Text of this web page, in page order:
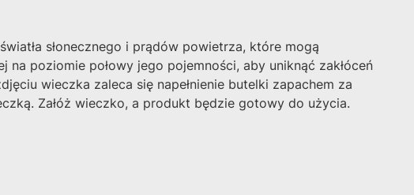
słonecznego i prądów powietrza, które mogą
poziomie połowy jego pojemności, aby uniknąć zakłóceń
wieczka zaleca się napełnienie butelki zapachem za
Załóż wieczko, a produkt będzie gotowy do użycia.